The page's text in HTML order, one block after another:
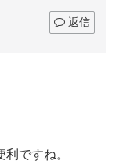
返信
ですね。